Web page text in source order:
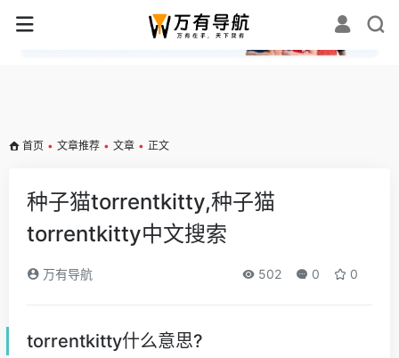
✕
首页 • 文章推荐 • 文章 • 正文
种子猫torrentkitty,种子猫
torrentkitty中文搜索
万有导航 502 0 0
torrentkitty什么意思?